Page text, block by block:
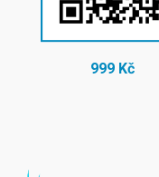
999 Kč